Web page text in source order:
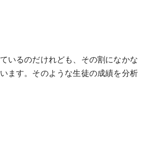
いるのだけれども、その割になかな
ます。そのような生徒の成績を分析